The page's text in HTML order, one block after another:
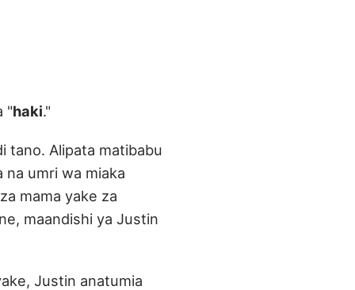
"haki."
tano. Alipata matibabu
na umri wa miaka
mama yake za
maandishi ya Justin
Justin anatumia